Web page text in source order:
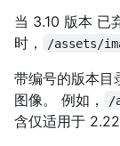
当 3.10 版本 已
时，
/assets/
带编号的版本目
图像。 例如，
/
含仅适用于